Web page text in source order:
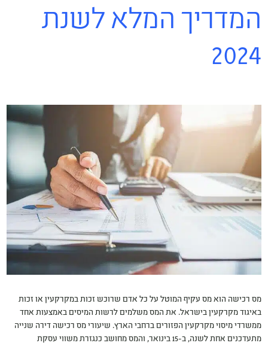
המדריך המלא לשנת
2024
מס רכישה הוא מס עקיף המוטל על כל אדם שרוכש זכות במקרקעין או זכות
באיגוד מקרקעין בישראל. את המס משלמים לרשות המיסים באמצעות אחד
ממשרדי מיסוי מקרקעין הפזורים ברחבי הארץ. שיעורי מס רכישה דירה שנייה
מתעדכנים אחת לשנה, ב-15 בינואר, והמס מחושב כנגזרת משווי עסקת